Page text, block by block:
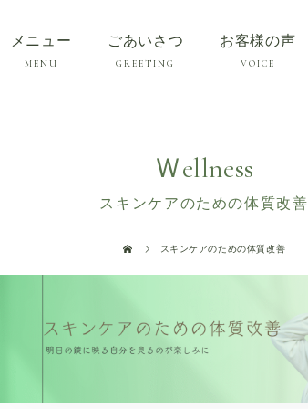
メニュー ごあいさつ お客様の声
Ｗellness
スキンケアのための体質改善
スキンケアのための体質改善